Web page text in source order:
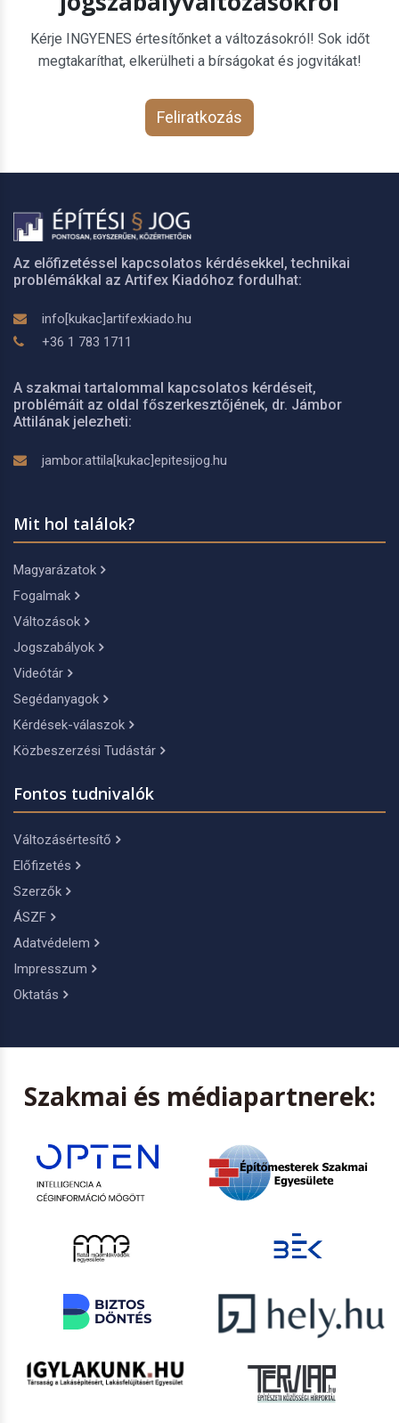
Kérje INGYENES értesítőnket a változásokról! Sok időt
megtakaríthat, elkerülheti a bírságokat és jogvitákat!
Feliratkozás
Az előfizetéssel kapcsolatos kérdésekkel, technikai
problémákkal az Artifex Kiadóhoz fordulhat:
info[kukac]artifexkiado.hu
+36 1 783 1711
A szakmai tartalommal kapcsolatos kérdéseit,
problémáit az oldal főszerkesztőjének, dr. Jámbor
Attilának jelezheti:
jambor.attila[kukac]epitesijog.hu
Mit hol találok?
Magyarázatok
Fogalmak
Változások
Jogszabályok
Videótár
Segédanyagok
Kérdések-válaszok
Közbeszerzési Tudástár
Fontos tudnivalók
Változásértesítő
Előfizetés
Szerzők
ÁSZF
Adatvédelem
Impresszum
Oktatás
Szakmai és médiapartnerek: